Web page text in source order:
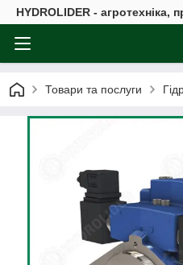
HYDROLIDER -
Товари та послуги